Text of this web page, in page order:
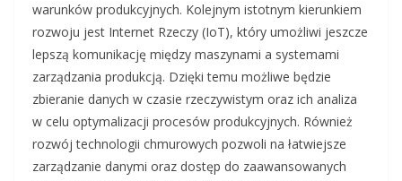
warunków produkcyjnych. Kolejnym istotnym kierunkiem
rozwoju jest Internet Rzeczy (IoT), który umożliwi jeszcze
lepszą komunikację między maszynami a systemami
zarządzania produkcją. Dzięki temu możliwe będzie
zbieranie danych w czasie rzeczywistym oraz ich analiza
w celu optymalizacji procesów produkcyjnych. Również
rozwój technologii chmurowych pozwoli na łatwiejsze
zarządzanie danymi oraz dostęp do zaawansowanych